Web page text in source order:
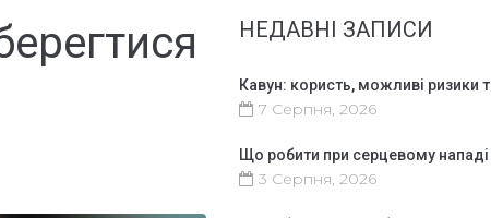
НЕДАВНІ ЗАПИСИ
Кавун: користь, можливі ризики
7 Серпня, 2026
Що робити при серцевому нападі
3 Серпня, 2026